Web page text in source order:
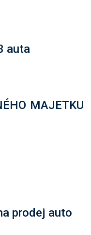
auta
MAJETKU
prodej auto